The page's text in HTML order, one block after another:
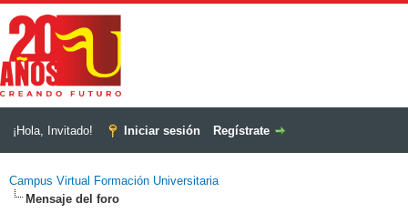
¡Hola, Invitado! Iniciar sesión Regístrate
Campus Virtual Formación Universitaria
Mensaje del foro